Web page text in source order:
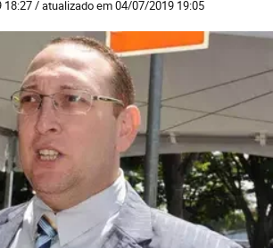
/ atualizado em 04/07/2019 19:05